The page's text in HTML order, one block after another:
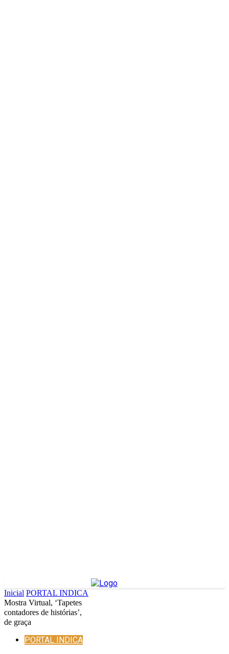
Inicial PORTAL INDICA
Mostra Virtual, ‘Tapetes
contadores de histórias’,
de graça
PORTAL INDICA